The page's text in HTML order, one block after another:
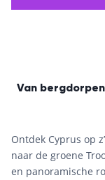
Van
Ontdek Cyprus op
naar de groene
en panoramische